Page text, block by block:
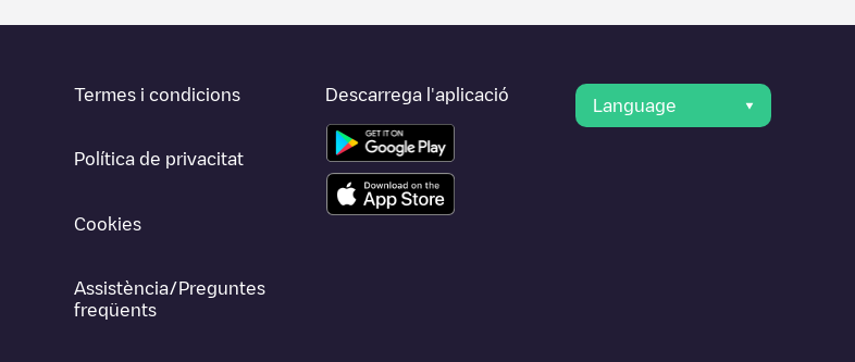
Termes i condicions
Política de privacitat
Cookies
Assistència/Preguntes
freqüents
Descarrega l'aplicació
Language